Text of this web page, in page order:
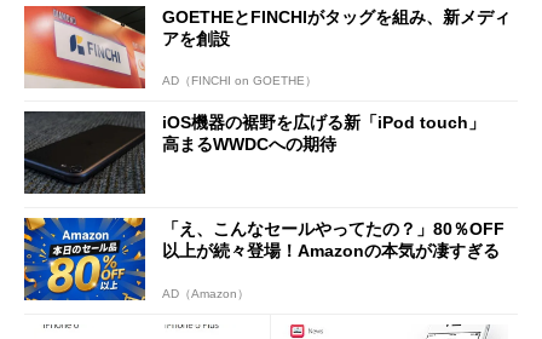
GOETHEとFINCHIがタッグを組み、新メディ
アを創設
AD（FINCHI on GOETHE）
iOS機器の裾野を広げる新「iPod touch」
高まるWWDCへの期待
「え、こんなセールやってたの？」80％OFF
以上が続々登場！Amazonの本気が凄すぎる
AD（Amazon）